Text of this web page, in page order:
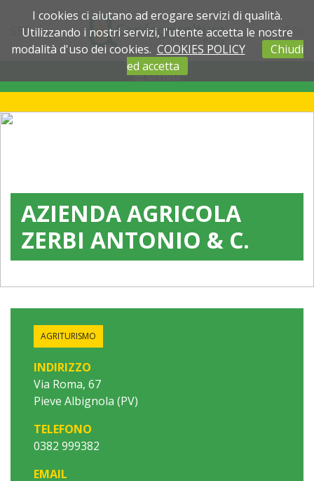
SEDI
MENU
AZIENDA AGRICOLA
ZERBI ANTONIO & C.
AGRITURISMO
INDIRIZZO
Via Roma, 67
Pieve Albignola (PV)
TELEFONO
0382 999382
EMAIL
I cookies ci aiutano ad erogare servizi di qualità.
Utilizzando i nostri servizi, l'utente accetta le nostre
modalità d'uso dei cookies. COOKIES POLICY
Chiudi
ed accetta